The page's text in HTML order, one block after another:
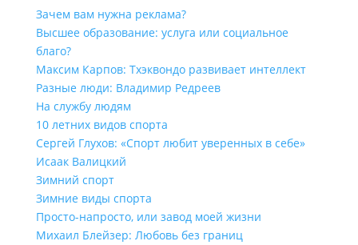
Зачем вам нужна реклама?
Высшее образование: услуга или социальное
благо?
Максим Карпов: Тхэквондо развивает интеллект
Разные люди: Владимир Редреев
На службу людям
10 летних видов спорта
Сергей Глухов: «Спорт любит уверенных в себе»
Исаак Валицкий
Зимний спорт
Зимние виды спорта
Просто-напросто, или завод моей жизни
Михаил Блейзер: Любовь без границ